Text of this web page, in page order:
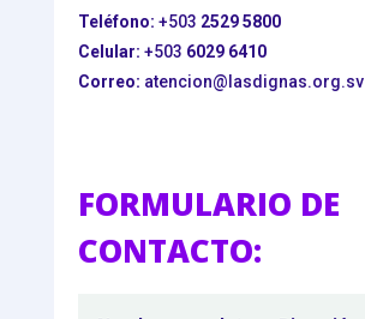
Teléfono: +503 2529 5800
Celular: +503 6029 6410
Correo: atencion@lasdignas.org.sv
FORMULARIO DE
CONTACTO: